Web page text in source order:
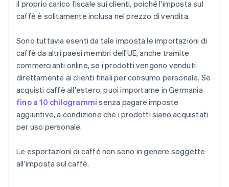
il proprio carico fiscale sui clienti, poiché l'imposta sul
caffè è solitamente inclusa nel prezzo di vendita.
Sono tuttavia esenti da tale imposta le importazioni di
caffè da altri paesi membri dell'UE, anche tramite
commercianti online, se i prodotti vengono venduti
direttamente ai clienti finali per consumo personale. Se
acquisti caffè all'estero, puoi importarne in Germania
fino a 10 chilogrammi senza pagare imposte
aggiuntive, a condizione che i prodotti siano acquistati
per uso personale.
Le esportazioni di caffè non sono in genere soggette
all'imposta sul caffè.